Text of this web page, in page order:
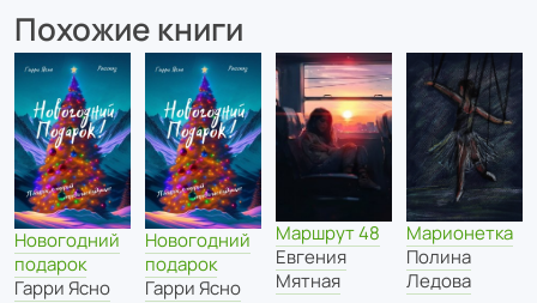
Похожие книги
Новогодний
подарок
Гарри Ясно
Новогодний
подарок
Гарри Ясно
Маршрут 48
Евгения
Мятная
Марионетка
Полина
Ледова